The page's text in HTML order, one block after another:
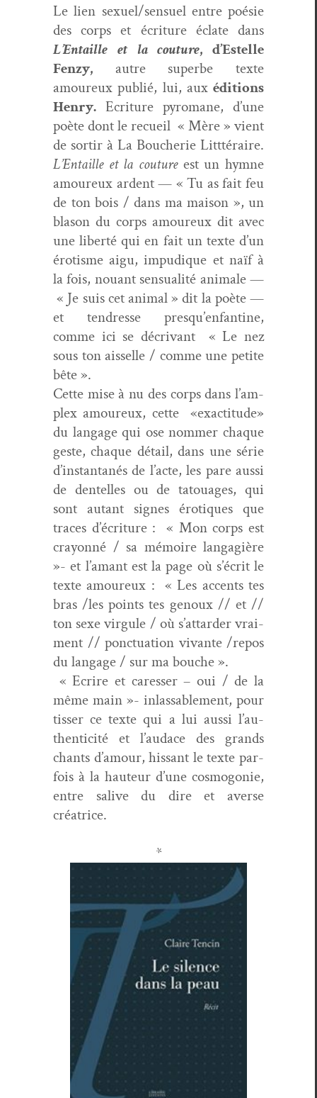
Le lien sexuel/sensuel entre poésie
des corps et écri­t­ure éclate dans
L’Entaille et la cou­ture, d’Estelle
Fen­zy, autre superbe texte
amoureux pub­lié, lui, aux édi­tions
Hen­ry. Ecri­t­ure pyro­mane, d’une
poète dont le recueil « Mère » vient
de sor­tir à La Boucherie Litt­téraire.
L’En­taille et la cou­tureest un hymne
amoureux ardent — « Tu as fait feu
de ton bois / dans ma mai­son », un
bla­son du corps amoureux dit avec
une lib­erté qui en fait un texte d’un
éro­tisme aigu, impudique et naïf à
la fois, nouant sen­su­al­ité ani­male —
« Je suis cet ani­mal » dit la poète —
et ten­dresse presqu’en­fan­tine,
comme ici se décrivant « Le nez
sous ton ais­selle / comme une petite
bête ».
Cette mise à nu des corps dans l’am­
plex amoureux, cette «exac­ti­tude»
du lan­gage qui ose nom­mer chaque
geste, chaque détail, dans une série
d’in­stan­ta­nés de l’acte, les pare aus­si
de den­telles ou de tatouages, qui
sont autant signes éro­tiques que
traces d’écri­t­ure : « Mon corps est
cray­on­né / sa mémoire lan­gag­ière
»- et l’a­mant est la page où s’écrit le
texte amoureux : « Les accents tes
bras /les points tes genoux // et //
ton sexe vir­gule / où s’at­tarder vrai­
ment // ponc­tu­a­tion vivante /repos
du lan­gage / sur ma bouche ».
« Ecrire et caress­er – oui / de la
même main »- inlass­able­ment, pour
tiss­er ce texte qui a lui aus­si l’au­
then­tic­ité et l’au­dace des grands
chants d’amour, hissant le texte par­
fois à la hau­teur d’une cos­mogo­nie,
entre salive du dire et averse
créatrice.
*